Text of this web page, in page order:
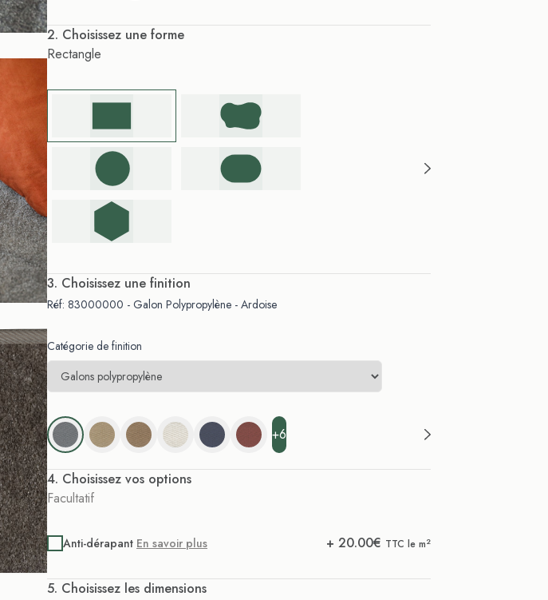
. Choisissez une forme
Rectangle
. Choisissez une finition
Réf: 83000000 - Galon Polypropylène - Ardoise
Catégorie de finition
+6
. Choisissez vos options
Facultatif
Anti-dérapant En savoir plus + 20.00€ TTC le m2
. Choisissez les dimensions